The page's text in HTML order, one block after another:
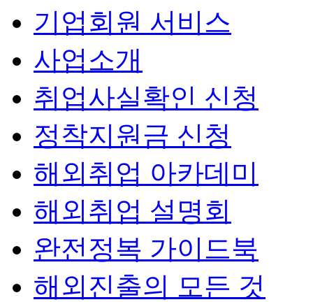
기업회원 서비스
사업소개
취업사실확인 신청
정착지원금 신청
해외취업 아카데미
해외취업 설명회
완전정복 가이드북
해외진출의 모든 것